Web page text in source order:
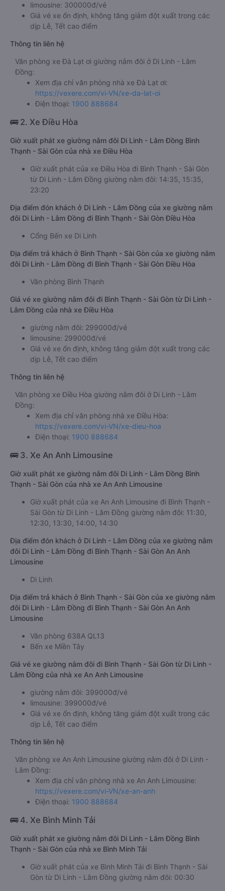
limousine: 300000đ/vé
Giá vé xe ổn định, không tăng giảm đột xuất trong các
dịp Lễ, Tết cao điểm
Thông tin liên hệ
Văn phòng xe Đà Lạt ơi giường nằm đôi ở Di Linh - Lâm
Đồng:
Xem địa chỉ văn phòng nhà xe Đà Lạt ơi:
https://vexere.com/vi-VN/xe-da-lat-oi
Điện thoại: 1900 888684
🚌 2. Xe Điều Hòa
Giờ xuất phát xe giường nằm đôi Di Linh - Lâm Đồng Bình
Thạnh - Sài Gòn của nhà xe Điều Hòa
Giờ xuất phát của xe Điều Hòa đi Bình Thạnh - Sài Gòn
từ Di Linh - Lâm Đồng giường nằm đôi: 14:35, 15:35,
23:20
Địa điểm đón khách ở Di Linh - Lâm Đồng của xe giường nằm
đôi Di Linh - Lâm Đồng đi Bình Thạnh - Sài Gòn Điều Hòa
Cổng Bến xe Di Linh
Địa điểm trả khách ở Bình Thạnh - Sài Gòn của xe giường nằm
đôi Di Linh - Lâm Đồng đi Bình Thạnh - Sài Gòn Điều Hòa
Văn phòng Bình Thạnh
Giá vé xe giường nằm đôi đi Bình Thạnh - Sài Gòn từ Di Linh -
Lâm Đồng của nhà xe Điều Hòa
giường nằm đôi: 299000đ/vé
limousine: 299000đ/vé
Giá vé xe ổn định, không tăng giảm đột xuất trong các
dịp Lễ, Tết cao điểm
Thông tin liên hệ
Văn phòng xe Điều Hòa giường nằm đôi ở Di Linh - Lâm
Đồng:
Xem địa chỉ văn phòng nhà xe Điều Hòa:
https://vexere.com/vi-VN/xe-dieu-hoa
Điện thoại: 1900 888684
🚌 3. Xe An Anh Limousine
Giờ xuất phát xe giường nằm đôi Di Linh - Lâm Đồng Bình
Thạnh - Sài Gòn của nhà xe An Anh Limousine
Giờ xuất phát của xe An Anh Limousine đi Bình Thạnh -
Sài Gòn từ Di Linh - Lâm Đồng giường nằm đôi: 11:30,
12:30, 13:30, 14:00, 14:30
Địa điểm đón khách ở Di Linh - Lâm Đồng của xe giường nằm
đôi Di Linh - Lâm Đồng đi Bình Thạnh - Sài Gòn An Anh
Limousine
Di Linh
Địa điểm trả khách ở Bình Thạnh - Sài Gòn của xe giường nằm
đôi Di Linh - Lâm Đồng đi Bình Thạnh - Sài Gòn An Anh
Limousine
Văn phòng 638A QL13
Bến xe Miền Tây
Giá vé xe giường nằm đôi đi Bình Thạnh - Sài Gòn từ Di Linh -
Lâm Đồng của nhà xe An Anh Limousine
giường nằm đôi: 399000đ/vé
limousine: 399000đ/vé
Giá vé xe ổn định, không tăng giảm đột xuất trong các
dịp Lễ, Tết cao điểm
Thông tin liên hệ
Văn phòng xe An Anh Limousine giường nằm đôi ở Di Linh -
Lâm Đồng:
Xem địa chỉ văn phòng nhà xe An Anh Limousine:
https://vexere.com/vi-VN/xe-an-anh
Điện thoại: 1900 888684
🚌 4. Xe Bình Minh Tải
Giờ xuất phát xe giường nằm đôi Di Linh - Lâm Đồng Bình
Thạnh - Sài Gòn của nhà xe Bình Minh Tải
Giờ xuất phát của xe Bình Minh Tải đi Bình Thạnh - Sài
Gòn từ Di Linh - Lâm Đồng giường nằm đôi: 00:30